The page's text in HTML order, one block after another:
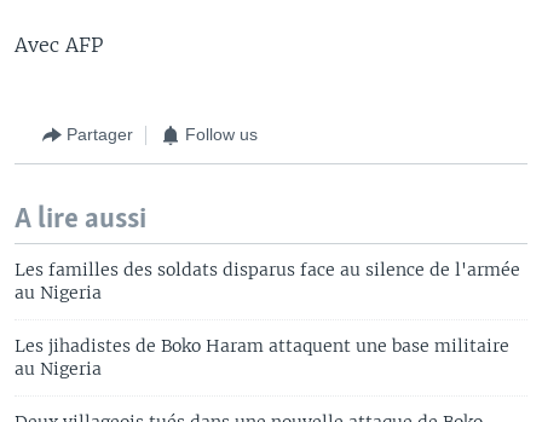
Avec AFP
Partager Follow us
A lire aussi
Les familles des soldats disparus face au silence de l'armée
au Nigeria
Les jihadistes de Boko Haram attaquent une base militaire
au Nigeria